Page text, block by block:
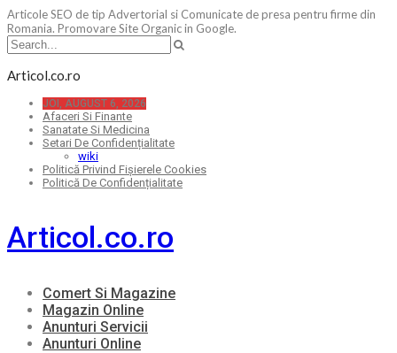
Articole SEO de tip Advertorial si Comunicate de presa pentru firme din
Romania. Promovare Site Organic in Google.
Articol.co.ro
JOI, AUGUST 6, 2026
Afaceri Si Finante
Sanatate Si Medicina
Setari De Confidențialitate
wiki
Politică Privind Fișierele Cookies
Politică De Confidențialitate
Articol.co.ro
Comert Si Magazine
Magazin Online
Anunturi Servicii
Anunturi Online